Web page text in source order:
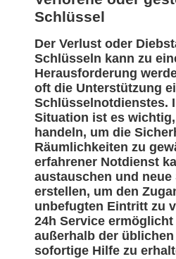
Schlüssel
Der Verlust oder
Schlüsseln kann zu
Herausforderung
oft die Unterstützung
Schlüsselnotdienstes.
Situation ist es
handeln, um die
Räumlichkeiten zu
erfahrener Notdienst
austauschen und neue
erstellen, um den
unbefugten Eintritt zu
24h Service ermöglicht
außerhalb der
sofortige Hilfe zu